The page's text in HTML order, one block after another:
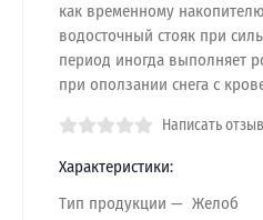
как временному
водосточный стояк при
период иногда выполняет
при оползании снега с
Написать отзыв
Характеристики:
Тип продукции
Желоб